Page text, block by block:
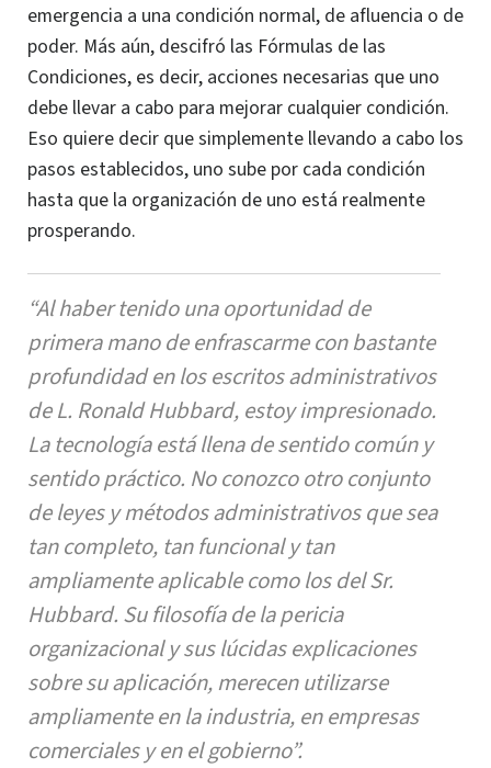
emergencia a una condición normal, de afluencia o de
poder. Más aún, descifró las Fórmulas de las
Condiciones, es decir, acciones necesarias que uno
debe llevar a cabo para mejorar cualquier condición.
Eso quiere decir que simplemente llevando a cabo los
pasos establecidos, uno sube por cada condición
hasta que la organización de uno está realmente
prosperando.
“Al haber tenido una oportunidad de
primera mano de enfrascarme con bastante
profundidad en los escritos administrativos
de L. Ronald Hubbard, estoy impresionado.
La tecnología está llena de sentido común y
sentido práctico. No conozco otro conjunto
de leyes y métodos administrativos que sea
tan completo, tan funcional y tan
ampliamente aplicable como los del Sr.
Hubbard. Su filosofía de la pericia
organizacional y sus lúcidas explicaciones
sobre su aplicación, merecen utilizarse
ampliamente en la industria, en empresas
comerciales y en el gobierno”.